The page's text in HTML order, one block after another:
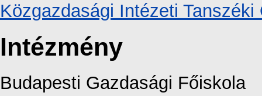
Közgazdasági Intézeti Tanszéki
Intézmény
Budapesti Gazdasági Főiskola